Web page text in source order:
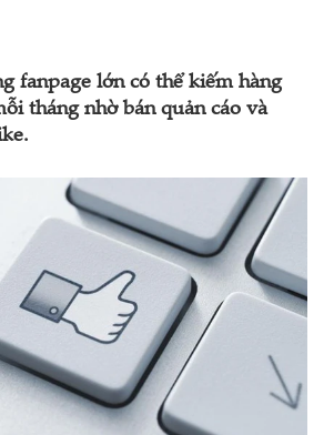
fanpage lớn có thể kiếm hàng
tháng nhờ bán quản cáo và